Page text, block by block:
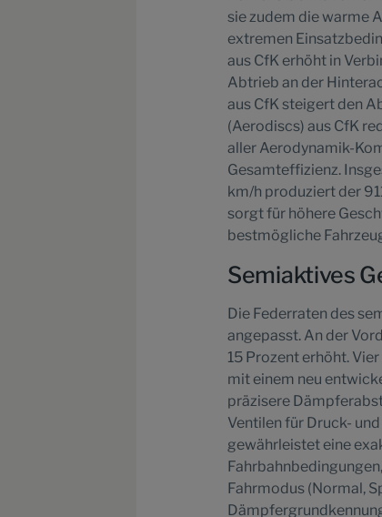
sie zudem die warme
extremen
aus CfK erhöht in
Abtrieb an der
aus CfK steigert den
(Aerodiscs) aus CfK
aller Aerodynamik-
Gesamteffizienz.
km/h produziert der
sorgt für höhere
bestmögliche
Semiaktives
Die Federraten des
angepasst. An der
15 Prozent erhöht.
mit einem neu
präzisere
Ventilen für Druck-
gewährleistet eine
Fahrmodus (Normal,